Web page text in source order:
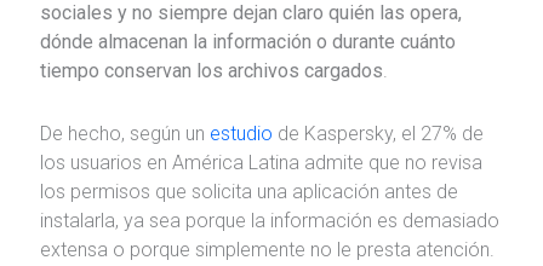
sociales y no siempre dejan claro quién las opera,
dónde almacenan la información o durante cuánto
tiempo conservan los archivos cargados.
De hecho, según un estudio de Kaspersky, el 27% de
los usuarios en América Latina admite que no revisa
los permisos que solicita una aplicación antes de
instalarla, ya sea porque la información es demasiado
extensa o porque simplemente no le presta atención.